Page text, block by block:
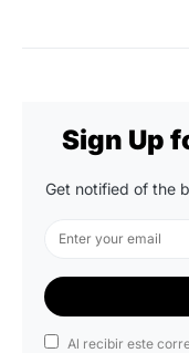
Sign Up
Get notified of the
Al recibir este